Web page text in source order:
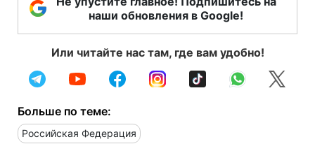
наши обновления в Google!
Или читайте нас там, где вам удобно!
Больше по теме:
Российская Федерация